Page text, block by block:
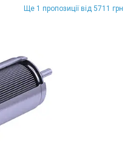
Ще 1 пропозиції від 5711 грн